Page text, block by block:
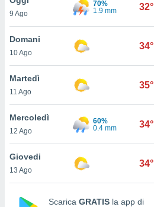
è
al sito
di
ci
di
il
un
la
9 Ago
70%
1.9 mm
32°
Domani
10 Ago
34°
Martedì
11 Ago
35°
Mercoledì
12 Ago
60%
0.4 mm
34°
Giovedi
13 Ago
34°
Scarica GRATIS la app di